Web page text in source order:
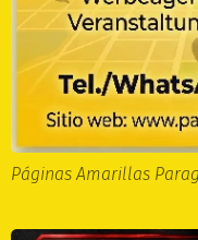
Páginas Amarillas